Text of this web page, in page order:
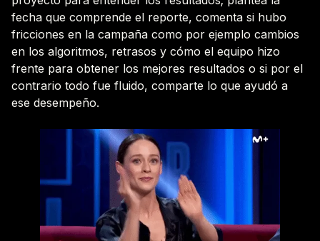
fecha que comprende el reporte, comenta si hubo
fricciones en la campaña como por ejemplo cambios
en los algoritmos, retrasos y cómo el equipo hizo
frente para obtener los mejores resultados o si por el
contrario todo fue fluido, comparte lo que ayudó a
ese desempeño.